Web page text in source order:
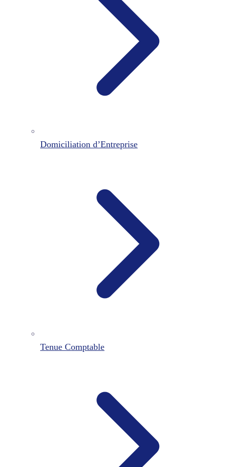
Domiciliation d’Entreprise
Tenue Comptable